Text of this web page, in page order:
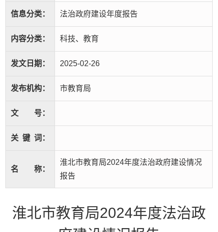
信息分类： 法治政府建设年度报告
内容分类： 科技、教育
发文日期： 2025-02-26
发布机构： 市教育局
文 号：
关 键 词：
名 称：
淮北市教育局2024年度法治政府建设情况
报告
淮北市教育局2024年度法治政